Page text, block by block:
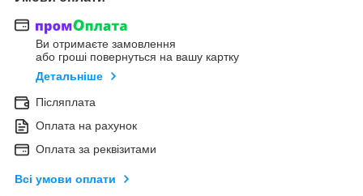
Ви отримаєте замовлення
або гроші повернуться на вашу картку
Детальніше
Післяплата
Оплата на рахунок
Оплата за реквізитами
Всі умови оплати